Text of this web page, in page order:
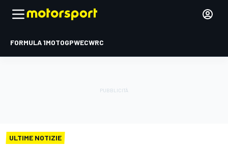
FORMULA 1MOTOGPWECWRC
ULTIME NOTIZIE